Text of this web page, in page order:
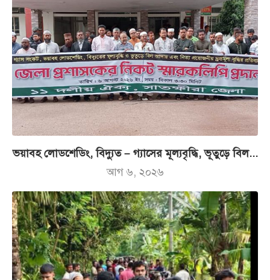
ভয়াবহ লোডশেডিং, বিদ্যুত – গ্যাসের মূল্যবৃদ্ধি, ভূতুড়ে বিল...
আগ ৬, ২০২৬